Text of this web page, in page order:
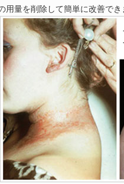
用量を削除して簡単に改善で